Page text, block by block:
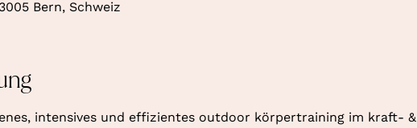
Bern, Schweiz
intensives und effizientes outdoor körpertraining im kraft- &